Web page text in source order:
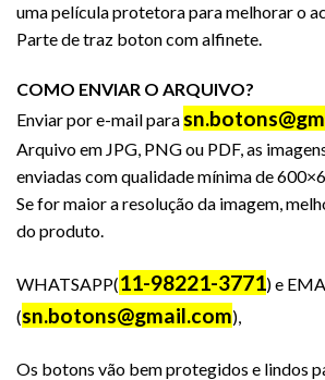
uma película protetora para melhorar o
Parte de traz boton com alfinete.
COMO ENVIAR O ARQUIVO?
Enviar por e-mail para
Arquivo em JPG, PNG ou PDF, as
enviadas com qualidade mínima de
Se for maior a resolução da imagem,
do produto.
WHATSAPP(11-98221-3771) e
(sn.botons@gmail.com),
Os botons vão bem protegidos e lindos